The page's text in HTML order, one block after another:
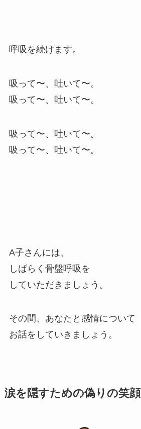
呼吸を続けます。
吸って〜、吐いて〜。
吸って〜、吐いて〜。
吸って〜、吐いて〜。
吸って〜、吐いて〜。
A子さんには、
しばらく骨盤呼吸を
していただきましょう。
その間、あなたと感情について
お話をしていきましょう。
涙を隠すための偽りの笑顔